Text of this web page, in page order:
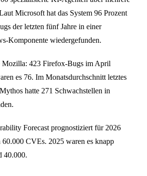
Microsoft hat das System 96 Prozent
der letzten fünf Jahre in einer
Komponente wiedergefunden.
Mozilla: 423 Firefox-Bugs im April
es 76. Im Monatsdurchschnitt letztes
hatte 271 Schwachstellen in
Forecast prognostiziert für 2026
CVEs. 2025 waren es knapp
40.000.